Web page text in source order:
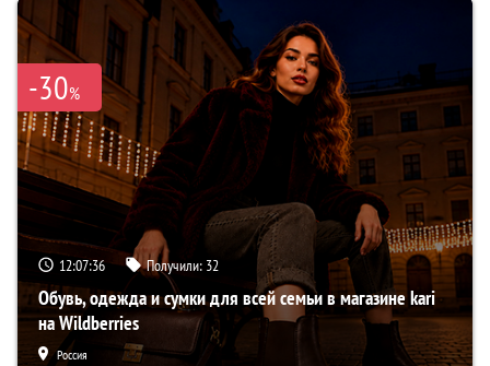
-30%
12:07:35 Получили: 32
Обувь, одежда и сумки для всей семьи в магазине kari
на Wildberries
Россия